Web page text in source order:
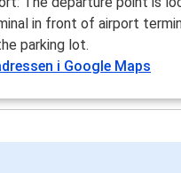
in front of airport
parking lot.
i Google Maps